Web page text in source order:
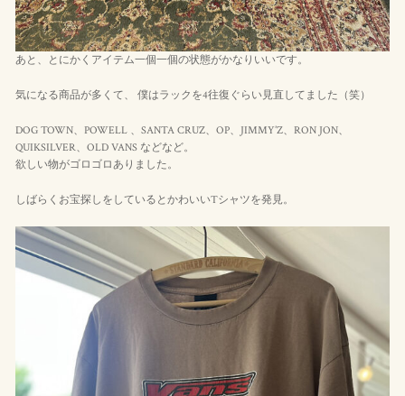
あと、とにかくアイテム一個一個の状態がかなりいいです。
気になる商品が多くて、 僕はラックを4往復ぐらい見直してました（笑）
DOG TOWN、POWELL 、SANTA CRUZ、OP、JIMMY’Z、RON JON、
QUIKSILVER、OLD VANS などなど。
欲しい物がゴロゴロありました。
しばらくお宝探しをしているとかわいいTシャツを発見。